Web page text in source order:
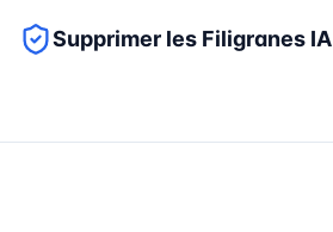
Supprimer les Filigranes IA